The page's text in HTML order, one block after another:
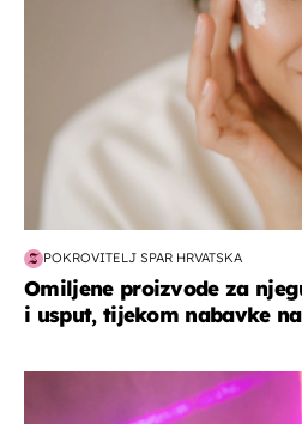
POKROVITELJ SPAR HRVATSKA
Omiljene proizvode za
i usput, tijekom nabavke